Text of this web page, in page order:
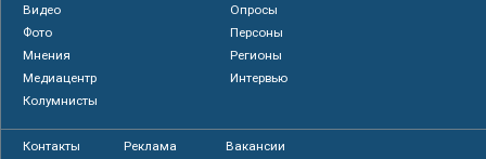
Видео
Опросы
Фото
Персоны
Мнения
Регионы
Медиацентр
Интервью
Колумнисты
Контакты Реклама Вакансии